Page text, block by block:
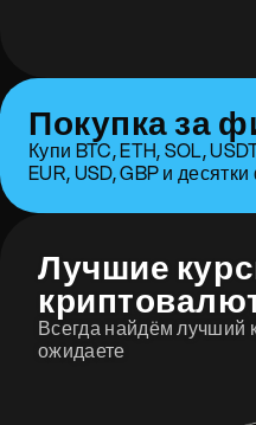
Лучшие
Всегда найдём лучший
ожидаете
Покупка за
Купи BTC, ETH, SOL,
EUR, USD, GBP и